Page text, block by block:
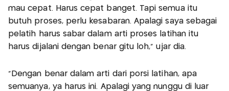
mau cepat. Harus cepat banget. Tapi semua itu
butuh proses, perlu kesabaran. Apalagi saya sebagai
pelatih harus sabar dalam arti proses latihan itu
harus dijalani dengan benar gitu loh,” ujar dia.
“Dengan benar dalam arti dari porsi latihan, apa
semuanya, ya harus ini. Apalagi yang nunggu di luar